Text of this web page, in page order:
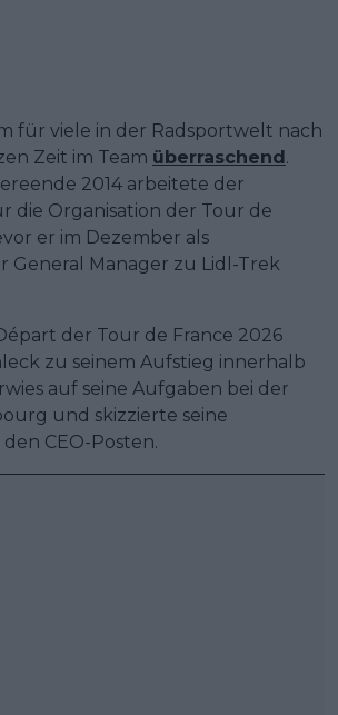
für viele in der Radsportwelt nach
Zeit im Team überraschend.
2014 arbeitete der
die Organisation der Tour de
er im Dezember als
General Manager zu Lidl-Trek
der Tour de France 2026
zu seinem Aufstieg innerhalb
auf seine Aufgaben bei der
und skizzierte seine
CEO-Posten.